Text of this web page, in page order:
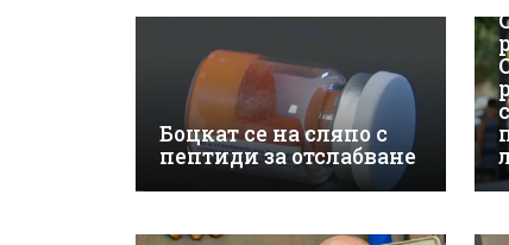
Боцкат се на сляпо с
пептиди за отслабване